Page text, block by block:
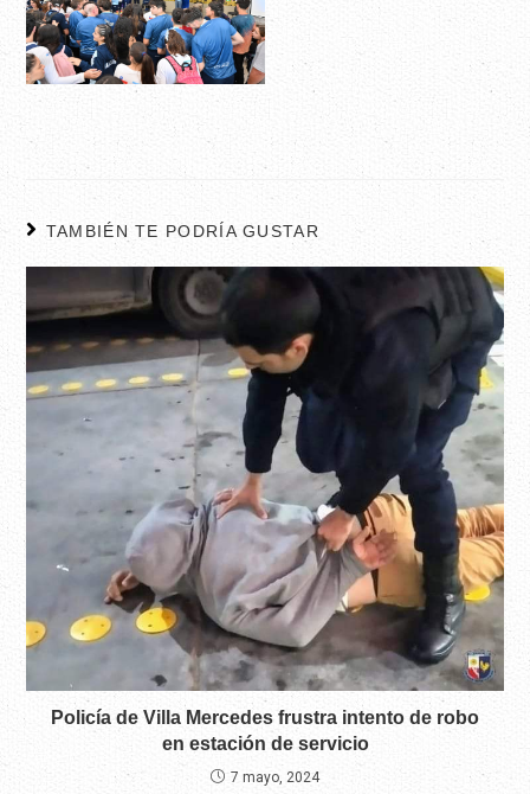
TAMBIÉN TE PODRÍA GUSTAR
Policía de Villa Mercedes frustra intento de robo
en estación de servicio
7 mayo, 2024